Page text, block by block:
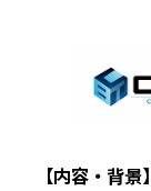
【内容・背景】